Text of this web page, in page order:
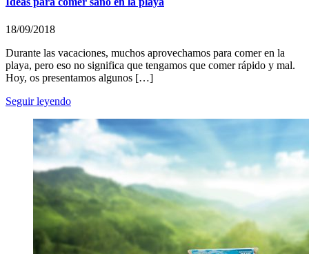
18/09/2018
Durante las vacaciones, muchos aprovechamos para comer en la
playa, pero eso no significa que tengamos que comer rápido y mal.
Hoy, os presentamos algunos […]
Seguir leyendo